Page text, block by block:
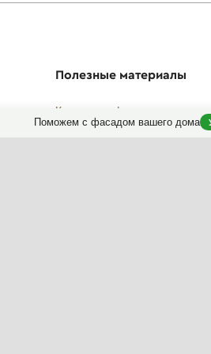
Поможем с фасадом вашего дома
Полезные материалы
Коллекция фасадов